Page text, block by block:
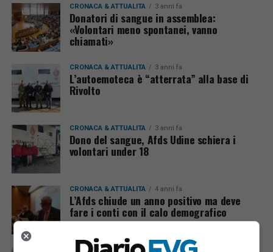
CRONACA & ATTUALITÀ 3 anni fa
Donatori di sangue in assemblea:
«Volontari meno spontanei, vanno
chiamati»
CRONACA & ATTUALITÀ 3 anni fa
L’autoemoteca è “atterrata” alla base di
Rivolto
CRONACA & ATTUALITÀ 3 anni fa
Dono del sangue, Afds Udine schiera i
volontari under 18
CRONACA & ATTUALITÀ 4 anni fa
L’Afds chiude un anno positivo ma deve
fare i conti con il calo demografico
CRONACA & ATTUALITÀ 4 anni fa